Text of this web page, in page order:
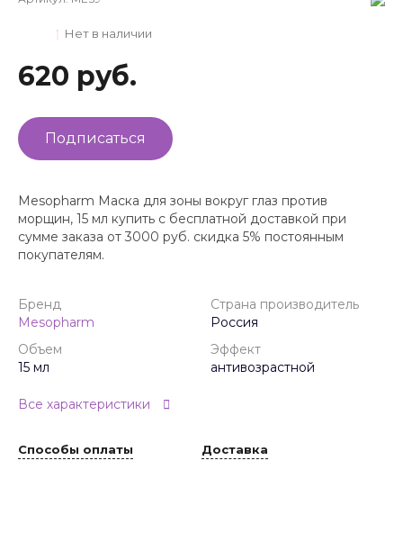
Нет в наличии
620 руб.
Подписаться
Mesopharm Маска для зоны вокруг глаз против
морщин, 15 мл купить с бесплатной доставкой при
сумме заказа от 3000 руб. скидка 5% постоянным
покупателям.
Бренд
Mesopharm
Страна производитель
Россия
Объем
15 мл
Эффект
антивозрастной
Все характеристики
Способы оплаты Доставка